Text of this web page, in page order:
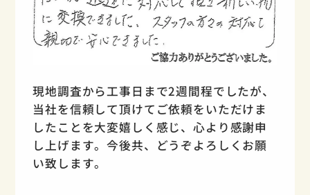
現地調査から工事日まで2週間程でしたが、
当社を信頼して頂けてご依頼をいただけま
したことを大変嬉しく感じ、心より感謝申
し上げます。今後共、どうぞよろしくお願
い致します。